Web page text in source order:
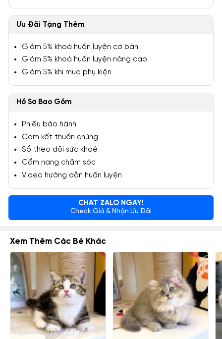
Ưu Đãi Tặng Thêm
Giảm 5% khoá huấn luyện cơ bản
Giảm 5% khoá huấn luyện nâng cao
Giảm 5% khi mua phụ kiện
Hồ Sơ Bao Gồm
Phiếu bảo hành
Cam kết thuần chủng
Sổ theo dõi sức khoẻ
Cẩm nang chăm sóc
Video hướng dẫn huấn luyện
CHAT ZALO NGAY!
Check Giá & Nhận Ưu Đãi
Xem Thêm Các Bé Khác